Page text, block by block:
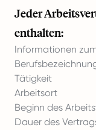
Jeder
enthalten:
Informationen
Tätigkeit
Arbeitsort
Beginn des
Dauer des